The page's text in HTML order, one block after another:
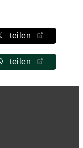
teilen
teilen